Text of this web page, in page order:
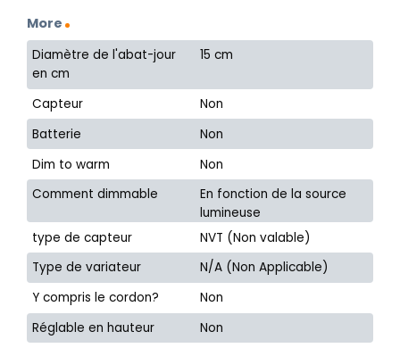
More
Diamètre de l'abat-jour
en cm
15 cm
Capteur
Non
Batterie
Non
Dim to warm
Non
Comment dimmable
En fonction de la source
lumineuse
type de capteur
NVT (Non valable)
Type de variateur
N/A (Non Applicable)
Y compris le cordon?
Non
Réglable en hauteur
Non